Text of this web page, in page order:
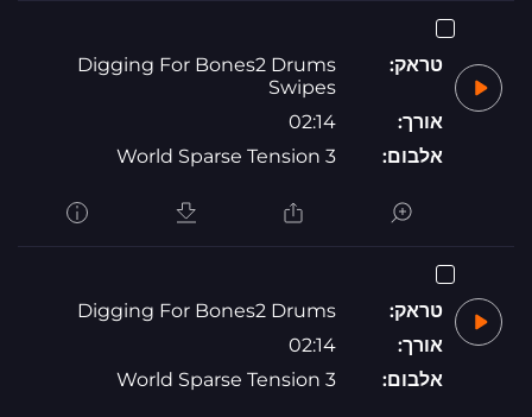
טראק:
Digging For Bones2 Drums
Swipes
אורך:
02:14
אלבום:
World Sparse Tension 3
טראק:
Digging For Bones2 Drums
אורך:
02:14
אלבום:
World Sparse Tension 3